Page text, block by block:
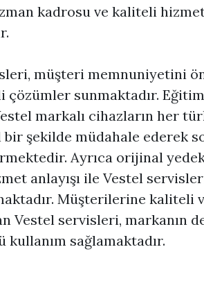
kadrosu ve kaliteli
müşteri memnuniyetini
çözümler sunmaktadır.
markalı cihazların her
şekilde müdahale ederek
Ayrıca orijinal
anlayışı ile Vestel
Müşterilerine kaliteli
Vestel servisleri, markanın
kullanım sağlamaktadır.